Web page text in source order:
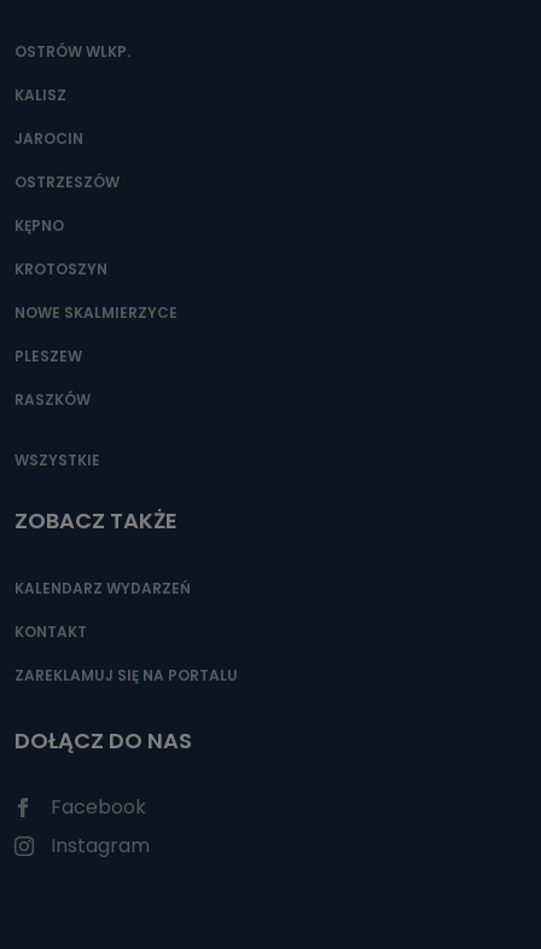
OSTRÓW WLKP.
KALISZ
JAROCIN
OSTRZESZÓW
KĘPNO
KROTOSZYN
NOWE SKALMIERZYCE
PLESZEW
RASZKÓW
WSZYSTKIE
ZOBACZ TAKŻE
KALENDARZ WYDARZEŃ
KONTAKT
ZAREKLAMUJ SIĘ NA PORTALU
DOŁĄCZ DO NAS
Facebook
Instagram